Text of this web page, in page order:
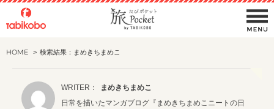
HOME 検索結果：まめきちまめこ
まめきちまめこ
日常を描いたマンガブログ『まめきちまめこニートの日